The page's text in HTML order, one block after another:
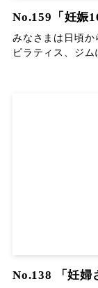
No.159「妊娠
みなさまは日頃
ピラティス、ジム
No.138 「妊婦